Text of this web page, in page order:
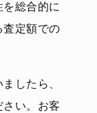
総合的に
査定額での
したら、
い。お客